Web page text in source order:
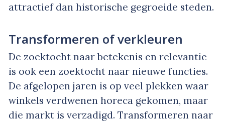
attractief dan historische gegroeide steden.
Transformeren of verkleuren
De zoektocht naar betekenis en relevantie
is ook een zoektocht naar nieuwe functies.
De afgelopen jaren is op veel plekken waar
winkels verdwenen horeca gekomen, maar
die markt is verzadigd. Transformeren naar